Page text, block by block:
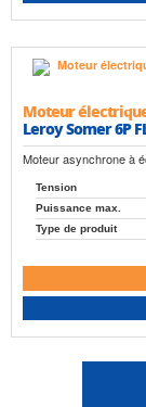
Moteur
Leroy Somer 6P
Moteur asynchrone à
Tension
Puissance max.
Type de produit